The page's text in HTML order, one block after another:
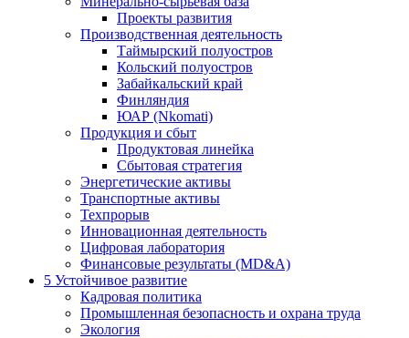
Проекты развития
Производственная деятельность
Таймырский полуостров
Кольский полуостров
Забайкальский край
Финляндия
ЮАР (Nkomati)
Продукция и сбыт
Продуктовая линейка
Сбытовая стратегия
Энергетические активы
Транспортные активы
Техпрорыв
Инновационная деятельность
Цифровая лаборатория
Финансовые результаты (MD&A)
5 Устойчивое развитие
Кадровая политика
Промышленная безопасность и охрана труда
Экология